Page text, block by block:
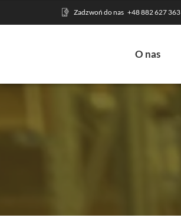
Zadzwoń do nas +48 882 627 363
O nas